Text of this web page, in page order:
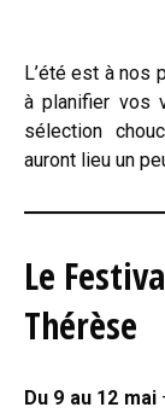
L’été est à nos portes! Prenez de l’avance et commencez
à planifier vos
sélection
auront lieu un
Le
Thérèse
Du 9 au 12 mai